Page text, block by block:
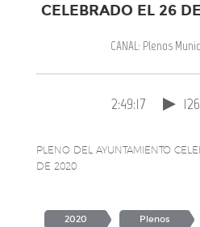
CELEBRADO EL 26
CANAL: Plenos
2:49:17
PLENO DEL AYUNTAMIENTO
DE 2020
2020 Plenos